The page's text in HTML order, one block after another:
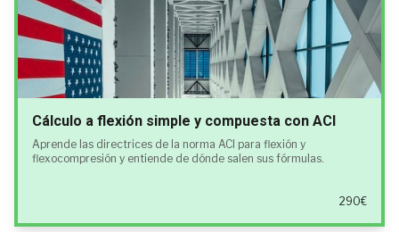
Cálculo a flexión simple y compuesta con ACI
Aprende las directrices de la norma ACI para flexión y
flexocompresión y entiende de dónde salen sus fórmulas.
290€